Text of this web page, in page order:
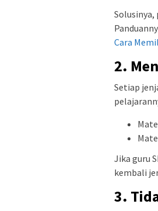
Solusinya,
Cara
2.
Setiap
Jika guru
kembali
3.